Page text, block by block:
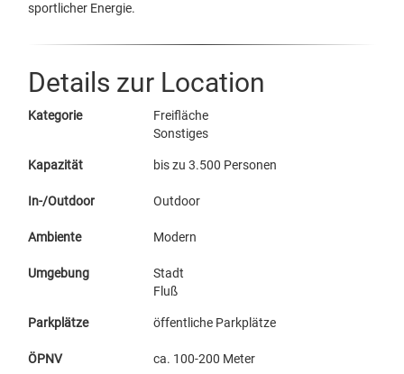
sportlicher Energie.
Details zur Location
Kategorie
Freifläche
Sonstiges
Kapazität bis zu 3.500 Personen
In-/Outdoor Outdoor
Ambiente Modern
Umgebung
Stadt
Fluß
Parkplätze öffentliche Parkplätze
ÖPNV ca. 100-200 Meter